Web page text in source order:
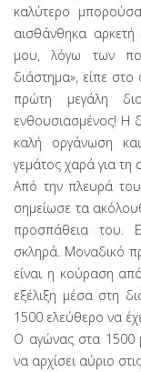
καλύτερο
αισθάνθηκα
μου, λόγω των
διάστημα», είπε
πρώτη μεγάλη
ενθουσιασμένος! Η
καλή οργάνωση
γεμάτος χαρά για
Από την πλευρά
σημείωσε τα
προσπάθεια του.
σκληρά. Μοναδικό
είναι η κούραση
εξέλιξη μέσα στη
1500 ελεύθερο να
Ο αγώνας στα 1500
να αρχίσει αύριο